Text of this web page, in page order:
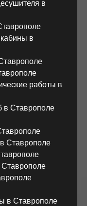
в
в
работы в
в Ставрополе
Ставрополе
Ставрополе
в Ставрополе